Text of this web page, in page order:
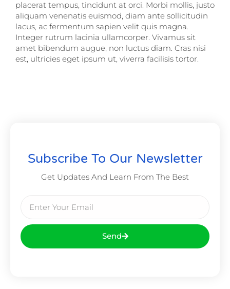
placerat tempus, tincidunt at orci. Morbi mollis, justo
aliquam venenatis euismod, diam ante sollicitudin
lacus, ac fermentum sapien velit quis magna.
Integer rutrum lacinia ullamcorper. Vivamus sit
amet bibendum augue, non luctus diam. Cras nisi
est, ultricies eget ipsum ut, viverra facilisis tortor.
Subscribe To Our Newsletter
Get Updates And Learn From The Best
Send